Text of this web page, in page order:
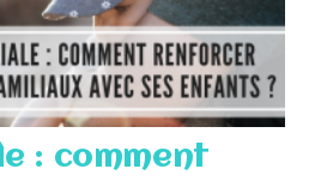
: comment